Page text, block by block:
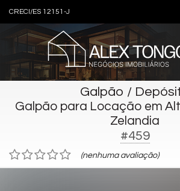
CRECI/ES 12151-J
Galpão /
Galpão para Locação em
Zelandia
#459
(nenhuma avaliação)